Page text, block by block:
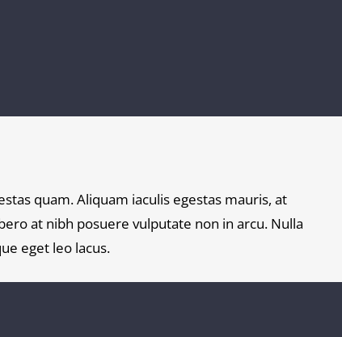
quam. Aliquam iaculis egestas mauris, at
at nibh posuere vulputate non in arcu. Nulla
eget leo lacus.